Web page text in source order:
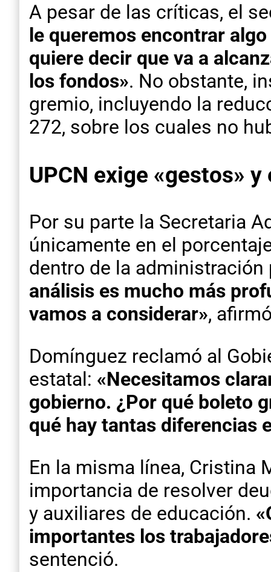
A pesar de las críticas, el
le queremos encontrar
quiere decir que va a
los fondos». No obstante,
gremio, incluyendo la
272, sobre los cuales no
UPCN exige «gestos» y
Por su parte la Secretaria
únicamente en el
dentro de la
análisis es mucho más
vamos a considerar»,
Domínguez reclamó al
estatal: «Necesitamos
gobierno. ¿Por qué boleto
qué hay tantas diferencias
En la misma línea, Cristina
importancia de resolver
y auxiliares de educación.
importantes los
sentenció.